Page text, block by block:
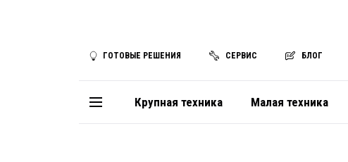
ГОТОВЫЕ РЕШЕНИЯ СЕРВИС БЛОГ
Крупная техника Малая техника